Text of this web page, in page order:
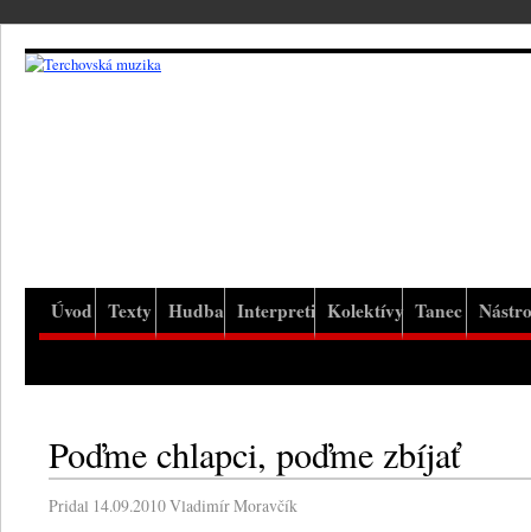
Úvod Texty Hudba Interpreti Kolektívy Tanec
Poďme chlapci, poďme zbíjať
Pridal 14.09.2010Vladimír Moravčík